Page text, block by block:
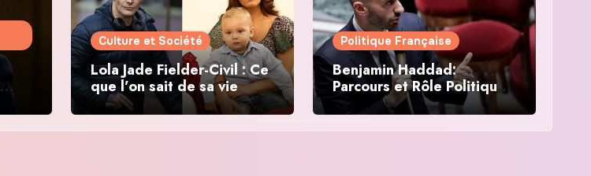
Culture et Société
Lola Jade Fielder-Civil : Ce
que l’on sait de sa vie
Politique Française
Benjamin Haddad:
Parcours et Rôle Politique
en France